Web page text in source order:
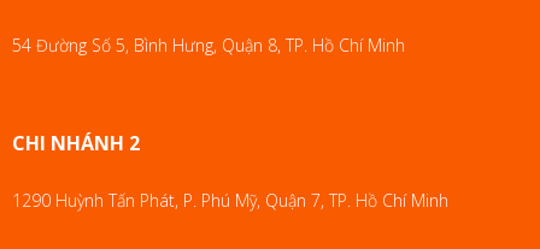
54 Đường Số 5, Bình Hưng, Quận 8, TP. Hồ Chí Minh
CHI NHÁNH 2
1290 Huỳnh Tấn Phát, P. Phú Mỹ, Quận 7, TP. Hồ Chí Minh